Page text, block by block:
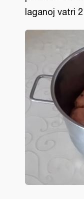
laganoj vatri